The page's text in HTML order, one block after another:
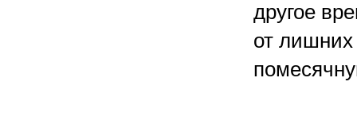
другое
от лишних